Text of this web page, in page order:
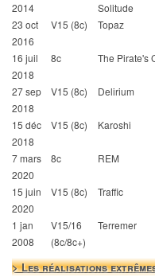
2014
Solitude
23 oct
2016
V15 (8c) Topaz
16 juil
2018
8c The Pirate's
27 sep
2018
V15 (8c) Delirium
15 déc
2018
V15 (8c) Karoshi
7 mars
2020
8c REM
15 juin
2020
V15 (8c) Traffic
1 jan
2008
V15/16
(8c/8c+)
Terremer
> Les réalisations